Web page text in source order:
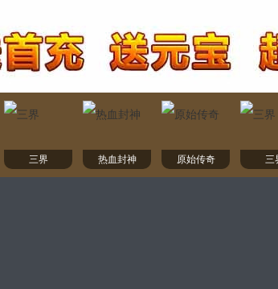
三界 热血封神 原始传奇 三